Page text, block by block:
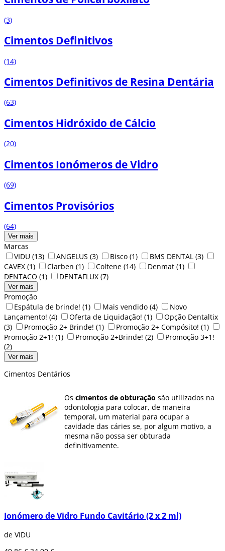
(3)
Cimentos Definitivos
(14)
Cimentos Definitivos de Resina Dentária
(63)
Cimentos Hidróxido de Cálcio
(20)
Cimentos Ionómeros de Vidro
(69)
Cimentos Provisórios
(64)
Ver mais
Marcas
VIDU (13) ANGELUS (3) Bisco (1) BMS DENTAL (3)
CAVEX (1) Clarben (1) Coltene (14) Denmat (1)
DENTACO (1) DENTAFLUX (7)
Ver mais
Promoção
Espátula de brinde! (1) Mais vendido (4)
Novo
Lançamento! (4) Oferta de Liquidação! (1)
Opção Dentaltix
(3)
Promoção 2+ Brinde! (1) Promoção 2+ Compósito! (1)
Promoção 2+1! (1) Promoção 2+Brinde! (2)
Promoção 3+1!
(2)
Ver mais
Cimentos Dentários
Os cimentos de obturação são utilizados na
odontologia para colocar, de maneira
temporal, um material para ocupar a
cavidade das cáries se, por algum motivo, a
mesma não possa ser obturada
definitivamente.
pela saliva na boca, prolongando a vida do
cimento na boca do paciente.
Ionómero de Vidro Fundo Cavitário (2 x 2 ml)
de VIDU